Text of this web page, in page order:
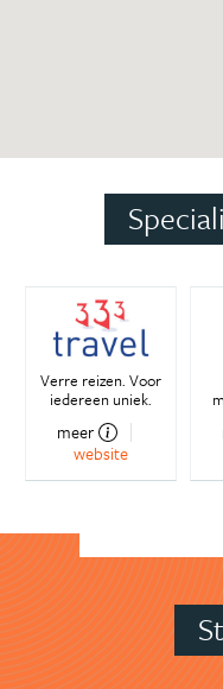
Verre reizen. Voor
iedereen uniek.
meer
website